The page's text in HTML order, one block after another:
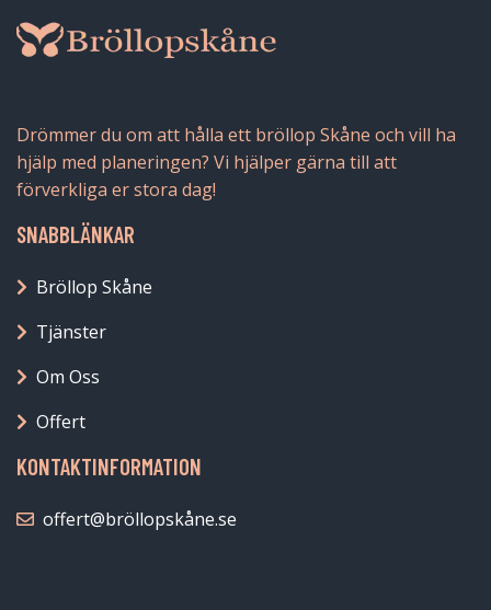
Drömmer du om att hålla ett bröllop Skåne och vill ha
hjälp med planeringen? Vi hjälper gärna till att
förverkliga er stora dag!
SNABBLÄNKAR
Bröllop Skåne
Tjänster
Om Oss
Offert
KONTAKTINFORMATION
offert@bröllopskåne.se